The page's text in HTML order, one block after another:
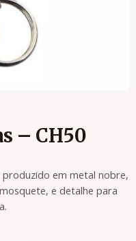
– CH50
produzido em metal nobre,
e detalhe para